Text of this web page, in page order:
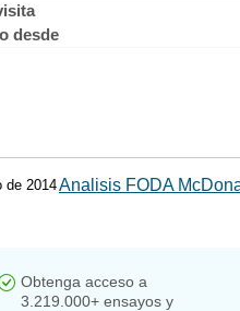
desde
de 2014Analisis FODA
Obtenga acceso a
3.219.000+ ensayos y